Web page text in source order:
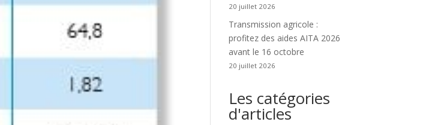
20 juillet 2026
Transmission agricole :
profitez des aides AITA 2026
avant le 16 octobre
20 juillet 2026
Les catégories
d'articles